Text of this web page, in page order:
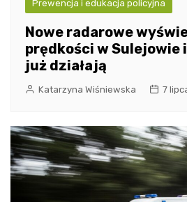
Prewencja i edukacja policyjna
Nowe radarowe
prędkości w Sulejowie
już działają
Katarzyna Wiśniewska 7